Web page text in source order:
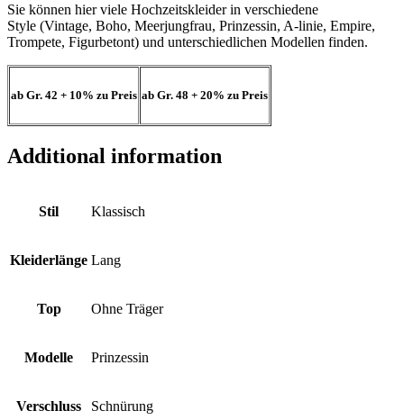
Sie können hier viele Hochzeitskleider in verschiedene
Style (Vintage, Boho, Meerjungfrau, Prinzessin, A-linie, Empire,
Trompete, Figurbetont) und unterschiedlichen Modellen finden.
ab Gr. 42 + 10% zu Preis ab Gr. 48 + 20% zu Preis
Additional information
Stil Klassisch
Kleiderlänge Lang
Top Ohne Träger
Modelle Prinzessin
Verschluss Schnürung